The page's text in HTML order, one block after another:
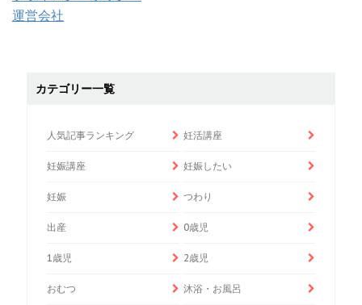
運営会社
カテゴリー一覧
人気記事ランキング 妊活講座
妊娠講座 妊娠したい
妊娠 つわり
出産 0歳児
1歳児 2歳児
おむつ 沐浴・お風呂